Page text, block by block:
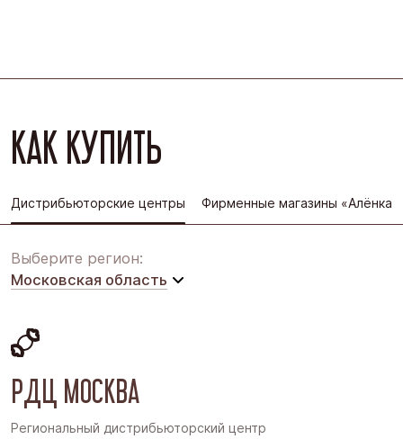
КАК КУПИТЬ
Дистрибьюторские центры Фирменные магазины «Алёнка»
Выберите регион:
Московская область
Восточная Сибирь
Дальний Восток
РДЦ МОСКВА
Региональный дистрибьюторский центр